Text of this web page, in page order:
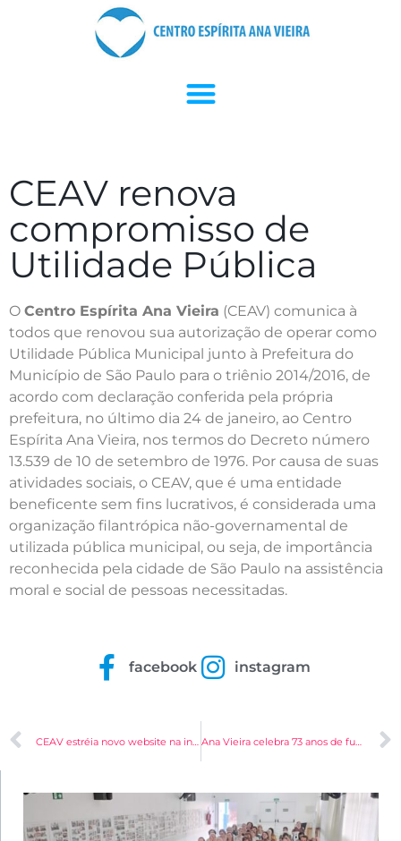
CEAV renova
compromisso de
Utilidade Pública
O Centro Espírita Ana Vieira (CEAV) comunica à
todos que renovou sua autorização de operar como
Utilidade Pública Municipal junto à Prefeitura do
Município de São Paulo para o triênio 2014/2016, de
acordo com declaração conferida pela própria
prefeitura, no último dia 24 de janeiro, ao Centro
Espírita Ana Vieira, nos termos do Decreto número
13.539 de 10 de setembro de 1976. Por causa de suas
atividades sociais, o CEAV, que é uma entidade
beneficente sem fins lucrativos, é considerada uma
organização filantrópica não-governamental de
utilizada pública municipal, ou seja, de importância
reconhecida pela cidade de São Paulo na assistência
moral e social de pessoas necessitadas.
facebook instagram
CEAV estréia novo website na internet Ana Vieira celebra 73 anos de fundação